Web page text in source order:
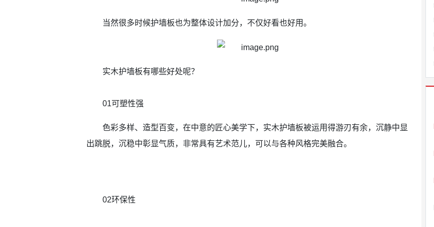
当然很多时候护墙板也为整体设计加分，不仅好看也好用。
实木护墙板有哪些好处呢？
01可塑性强
色彩多样、造型百变，在中意的匠心美学下，实木护墙板被运用得游刃有余，沉静中显
出跳脱，沉稳中彰显气质，非常具有艺术范儿，可以与各种风格完美融合。
02环保性